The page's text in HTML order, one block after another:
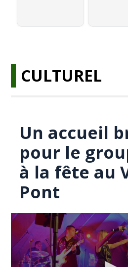
CULTUREL
Un accueil
pour le
à la fête au
Pont